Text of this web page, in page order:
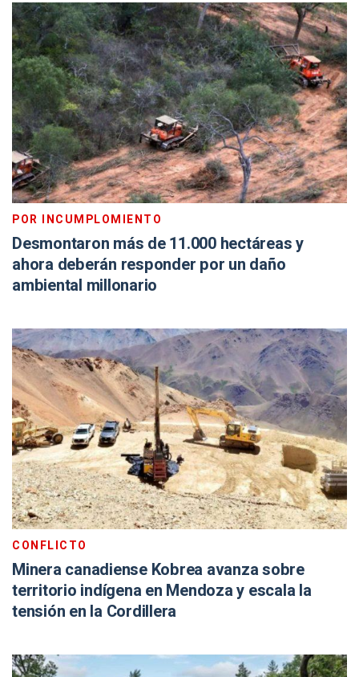
POR INCUMPLOMIENTO
Desmontaron más de 11.000 hectáreas y
ahora deberán responder por un daño
ambiental millonario
CONFLICTO
Minera canadiense Kobrea avanza sobre
territorio indígena en Mendoza y escala la
tensión en la Cordillera